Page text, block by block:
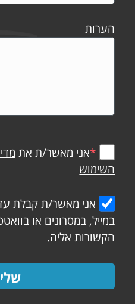
הערות
*אני מאשר/ת את
השימוש
אני מאשר/ת קבלת
במייל, במסרונים או
הקשורות אליה.